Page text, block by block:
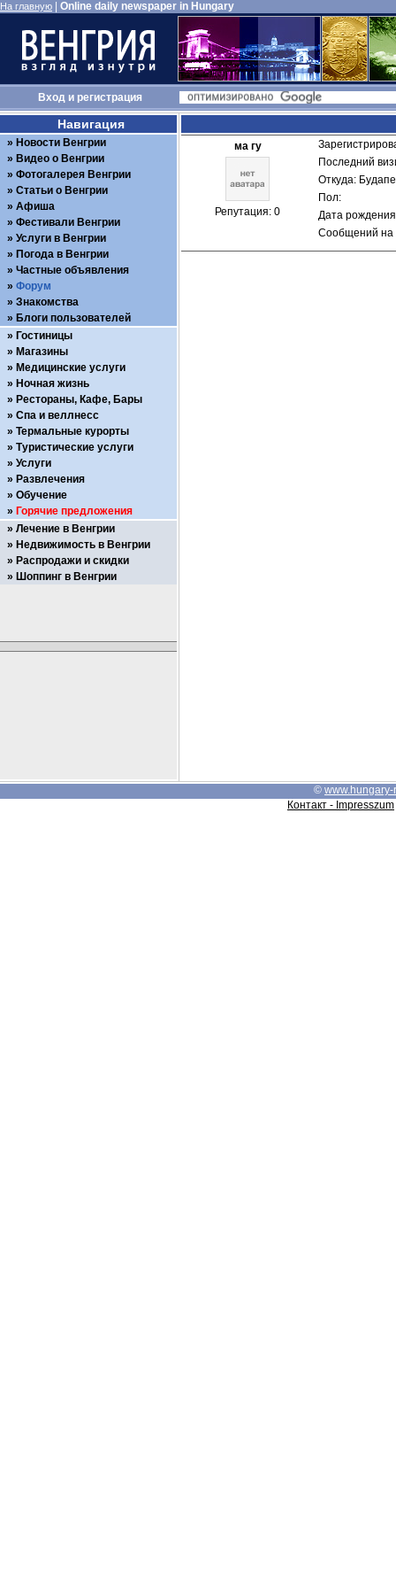
На главную Online daily newspaper in Hungary
Входи регистрация
ма гу
Репутация: 0
Последний
Откуда:
Пол:
Дата
Сообщений на
Навигация
Новости Венгрии
Видео о Венгрии
Фотогалерея Венгрии
Статьи о Венгрии
Афиша
Фестивали Венгрии
Услуги в Венгрии
Погода в Венгрии
Частные объявления
Форум
Знакомства
Блоги пользователей
Гостиницы
Магазины
Медицинские услуги
Ночная жизнь
Рестораны, Кафе, Бары
Спа и веллнесс
Термальные курорты
Туристические услуги
Услуги
Развлечения
Обучение
Горячие предложения
Лечение в Венгрии
Недвижимость в Венгрии
Распродажи и скидки
Шоппинг в Венгрии
© www.hungary-
Контакт - Impresszum